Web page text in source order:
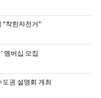
"착한자전거"
멤버십 모집
권 설명회 개최